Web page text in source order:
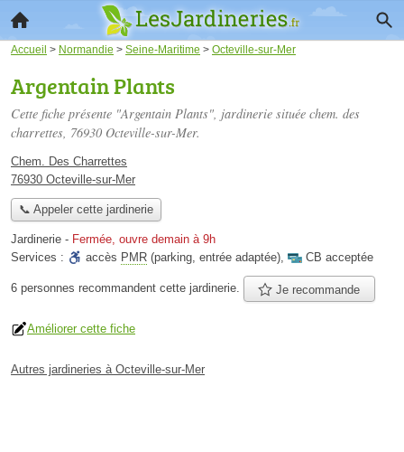
Accueil > Normandie > Seine-Maritime > Octeville-sur-Mer
Argentain Plants
Cette fiche présente "Argentain Plants", jardinerie située chem. des
charrettes, 76930 Octeville-sur-Mer.
Chem. Des Charrettes
76930 Octeville-sur-Mer
📞 Appeler cette jardinerie
Jardinerie - Fermée, ouvre demain à 9h
Services :
accès PMR (parking, entrée adaptée), CB acceptée
6 personnes recommandent cette jardinerie. Je recommande
Améliorer cette fiche
Autres jardineries à Octeville-sur-Mer